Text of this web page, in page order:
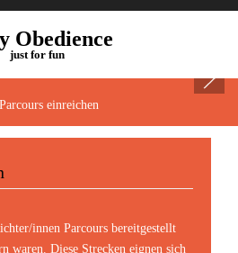
Obedience
just for fun
Parcours einreichen
innen Parcours bereitgestellt
waren. Diese Strecken eignen sich